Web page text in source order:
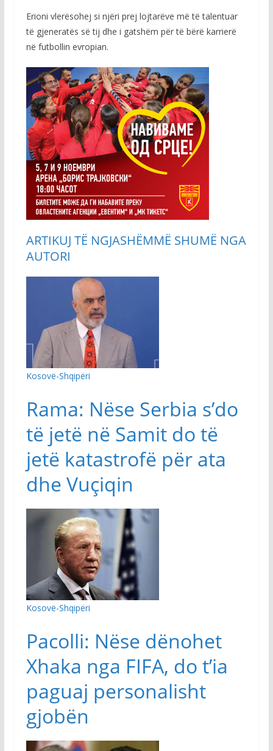
Erioni vlerësohej si njëri prej lojtarëve më të talentuar
të gjeneratës së tij dhe i gatshëm për të bërë karrierë
në futbollin evropian.
ARTIKUJ TË NGJASHËMMË SHUMË NGA
AUTORI
Kosovë-Shqipëri
Rama: Nëse Serbia s’do
të jetë në Samit do të
jetë katastrofë për ata
dhe Vuçiqin
Kosovë-Shqipëri
Pacolli: Nëse dënohet
Xhaka nga FIFA, do t’ia
paguaj personalisht
gjobën